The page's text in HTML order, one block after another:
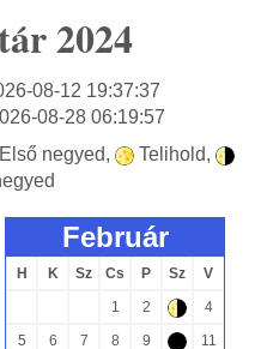
2024
08-12 19:37:37
08-28 06:19:57
Első negyed, + Telihold,
(
február
H K Sz Cs P Sz
V
1
2 (
4
5
6 7 8 9
11